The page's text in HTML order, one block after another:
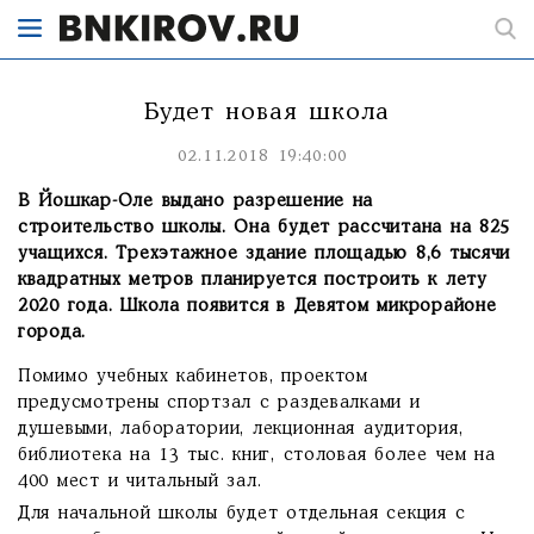
Будет новая школа
02.11.2018 19:40:00
В Йошкар-Оле выдано разрешение на
строительство школы. Она будет рассчитана на 825
учащихся. Трехэтажное здание площадью 8,6 тысячи
квадратных метров планируется построить к лету
2020 года. Школа появится в Девятом микрорайоне
города.
Помимо учебных кабинетов, проектом
предусмотрены спортзал с раздевалками и
душевыми, лаборатории, лекционная аудитория,
библиотека на 13 тыс. книг, столовая более чем на
400 мест и читальный зал.
Для начальной школы будет отдельная секция с